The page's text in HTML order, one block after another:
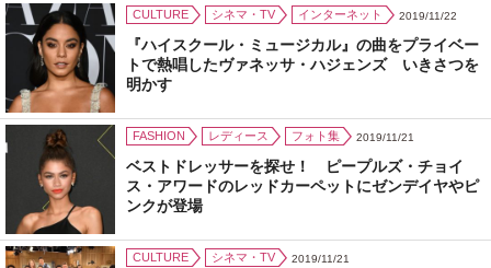
CULTURE シネマ・TV インターネット 2019/11/22
『ハイスクール・ミュージカル』の曲をプライベー
トで熱唱したヴァネッサ・ハジェンズ いきさつを
明かす
FASHION レディース フォト集 2019/11/21
ベストドレッサーを探せ！ ピープルズ・チョイ
ス・アワードのレッドカーペットにゼンデイヤやピ
ンクが登場
CULTURE シネマ・TV 2019/11/21